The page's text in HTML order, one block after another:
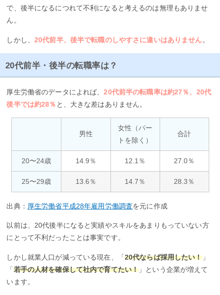
で、後半になるにつれて不利になると考えるのは無理もありませ
ん。
しかし、20代前半、後半で転職のしやすさに違いはありません。
20代前半・後半の転職率は？
厚生労働省のデータによれば、20代前半の転職率は約27％、20代
後半では約28％ と、大きな差はありません。
男性
女性（パー
トを除く）
合計
20〜24歳 14.9％ 12.1％ 27.0％
25〜29歳 13.6％ 14.7％ 28.3％
出典： 厚生労働省平成28年雇用労働調査を元に作成
以前は、20代後半になると実績やスキルをあまりもっていない方
にとって不利だったことは事実です。
しかし就業人口が減っている現在、「 20代ならば採用したい！」
「 若手の人材を確保して社内で育てたい！ 」という企業が増えて
います。